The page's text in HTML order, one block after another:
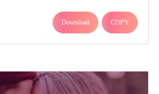
Download COPY